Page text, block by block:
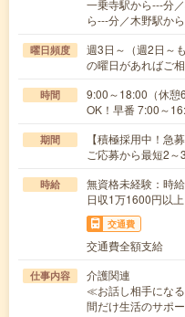
一乗寺駅から---分
ら---分／木野駅か
曜日頻度
週3日～（週2日～
の曜日があればご
時間
9:00～18:00（休憩
OK！早番 7:00～
期間
【積極採用中！急
ご応募から最短2～
時給
無資格未経験：
日収1万1600円以上
交通費
交通費全額支給
仕事内容
介護関連
≪お話し相手にな
間だけ生活のサポ